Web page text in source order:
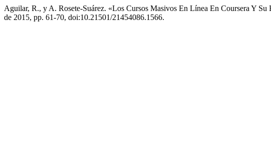
Aguilar, R., y A. Rosete-Suárez. «Los Cursos Masivos En Línea En Coursera Y
de 2015, pp. 61-70, doi:10.21501/21454086.1566.